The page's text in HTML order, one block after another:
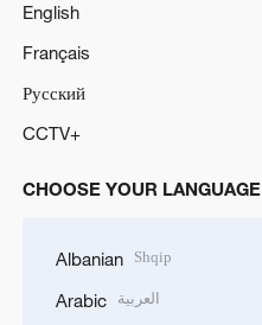
English
Français
Русский
CCTV+
CHOOSE YOUR LANGUAGE
Albanian Shqip
Arabic العربية